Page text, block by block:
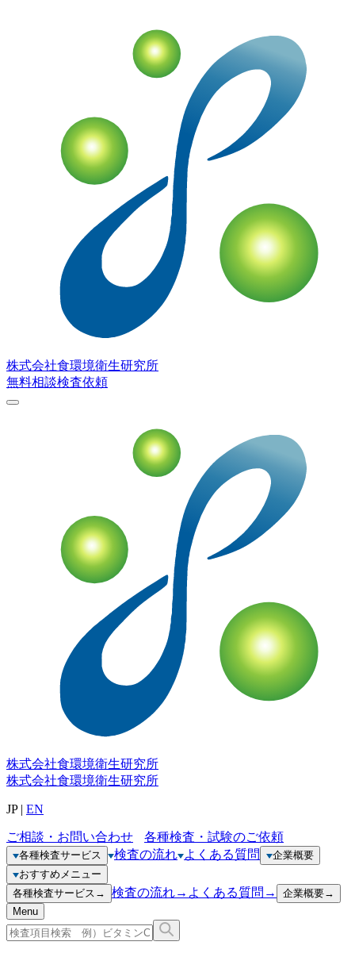
株式会社食環境衛生研究所
無料相談検査依頼
株式会社食環境衛生研究所
株式会社食環境衛生研究所
JP| EN
ご相談・お問い合わせ 各種検査・試験のご依頼
各種検査サービス 検査の流れ よくある質問
企業概要
おすすめメニュー
各種検査サービス → 検査の流れ→ よくある質問 → 企業概要→
Menu